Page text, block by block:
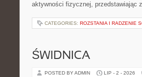
aktywności fizycznej, przedstawiając
CATEGORIES: ROZSTANIA I RADZENIE
ŚWIDNICA
POSTED BY ADMIN LIP - 2 - 2026